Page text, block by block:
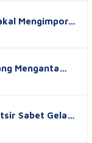
Mengimpor…
Menganta…
Sabet Gela…